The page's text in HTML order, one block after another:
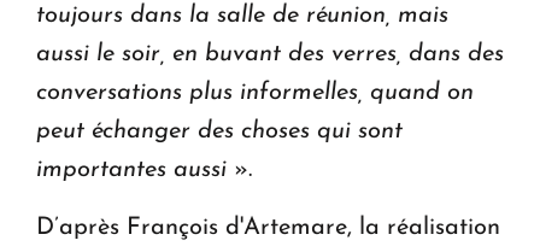
toujours dans la salle de réunion, mais
aussi le soir, en buvant des verres, dans des
conversations plus informelles, quand on
peut échanger des choses qui sont
importantes aussi ».
D’après François d'Artemare, la réalisation